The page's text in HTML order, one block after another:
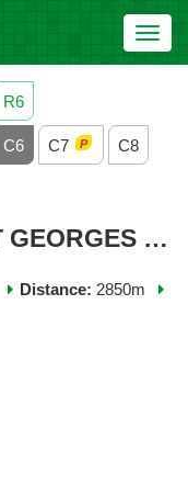
R6
C6 C7 C8
R1C6 - PRIX ANNICK ET GEORGES DREUX - VENDREDI 01 NOVEMBRE 2024
Distance: 2850m